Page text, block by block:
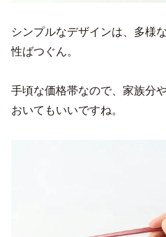
シンプルなデザインは、多様
性ばつぐん。
手頃な価格帯なので、家族分
おいてもいいですね。